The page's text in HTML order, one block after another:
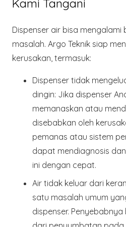
Kami Tangani
Dispenser air bisa
masalah. Argo Teknik siap
kerusakan, termasuk:
Dispenser tidak
dingin: Jika dispenser
memanaskan atau
disebabkan oleh
pemanas atau sistem
dapat mendiagnosis
ini dengan cepat.
Air tidak keluar dari keran
satu masalah umum
dispenser.